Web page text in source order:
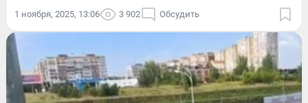
1 ноября, 2025, 13:06 3 902 Обсудить